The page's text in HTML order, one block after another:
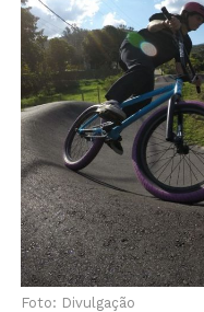
Foto: Divulgação